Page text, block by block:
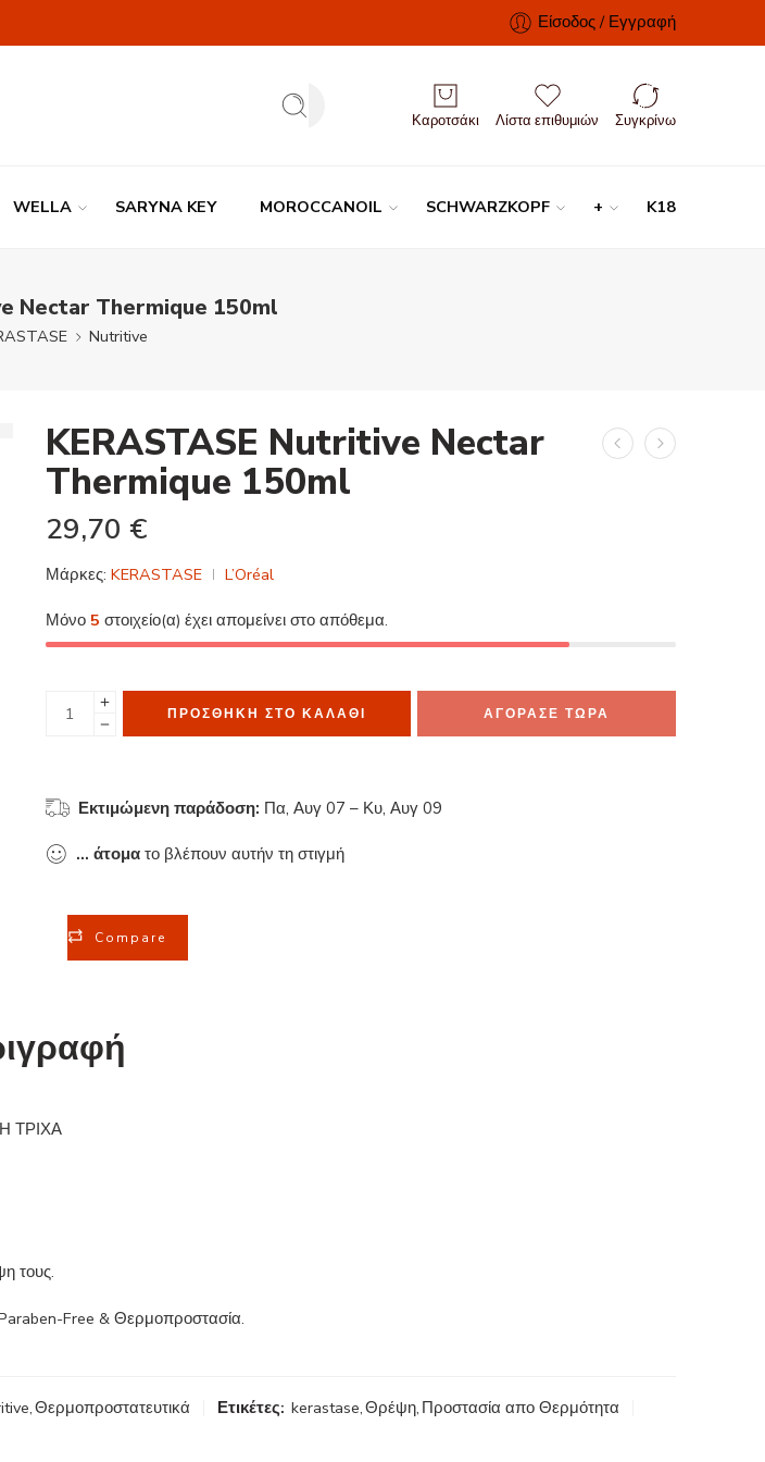
Είσοδος / Εγγραφή
Καροτσάκι Λίστα επιθυμιών Συγκρίνω
WELLA SARYNA KEY MOROCCANOIL SCHWARZKOPF + K18
Nectar Thermique 150ml
Nutritive
KERASTASE Nutritive Nectar
Thermique 150ml
29,70 €
Μάρκες: KERASTASE L’Oréal
Μόνο 5 στοιχείο(α) έχει απομείνει στο απόθεμα.
ΠΡΟΣΘΉΚΗ ΣΤΟ ΚΑΛΆΘΙ ΑΓΟΡΑΣΕ ΤΩΡΑ
Εκτιμώμενη παράδοση: Πα, Αυγ 07 – Κυ, Αυγ 09
... άτομα το βλέπουν αυτήν τη στιγμή
Compare
ΤΡΙΧΑ
τους.
Free & Θερμοπροστασία.
,Θερμοπροστατευτικά Ετικέτες: kerastase,Θρέψη, Προστασία απο Θερμότητα